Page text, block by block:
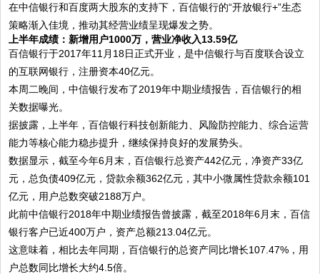
在中信银行和百度两大股东的支持下，百信银行的“开放银行+”生态
策略渐入佳境，推动其经营业绩呈现爆发之势。
上半年成绩：新增用户1000万，营业净收入13.59亿
百信银行于2017年11月18日正式开业，是中信银行与百度联合设立
的互联网银行，注册资本40亿元。
本周二晚间，中信银行发布了2019年中期业绩报告，百信银行的相
关数据曝光。
据披露，上半年，百信银行科技创新能力、风险防控能力、综合运营
能力等核心能力稳步提升，继续保持良好的发展势头。
数据显示，截至今年6月末，百信银行总资产442亿元，净资产33亿
元，总负债409亿元，贷款余额362亿元，其中小微属性贷款余额101
亿元，用户总数突破2188万户。
此前中信银行2018年中期业绩报告曾披露，截至2018年6月末，百信
银行客户已近400万户，资产总额213.04亿元。
这意味着，相比去年同期，百信银行的总资产同比增长107.47%，用
户总数同比增长大约4.5倍。